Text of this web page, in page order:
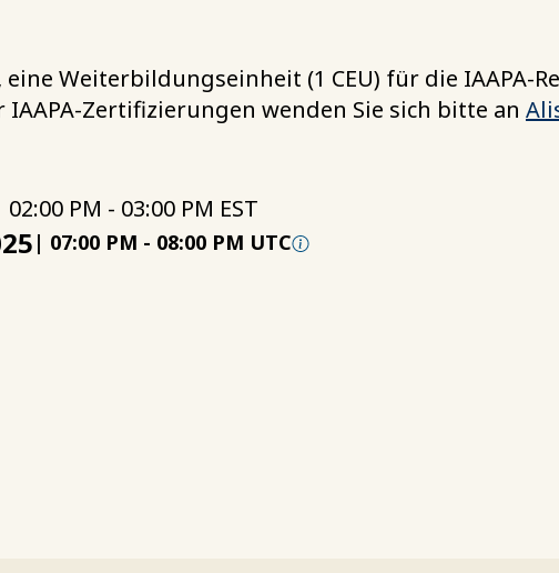
Weiterbildungseinheit (1 CEU) für die IAAPA-
Zertifizierungen wenden Sie sich bitte an
PM - 03:00 PM EST
| 07:00 PM - 08:00 PM UTC